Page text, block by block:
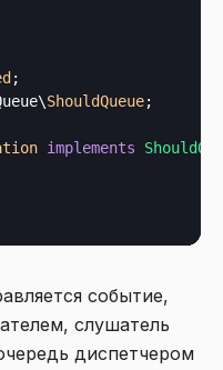
ShouldQueue;
implements
событие,
слушатель
диспетчером